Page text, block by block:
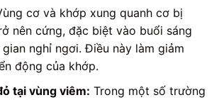
cơ và khớp xung quanh cơ bị
nên cứng, đặc biệt vào buổi sáng
nghỉ ngơi. Điều này làm giảm
động của khớp.
tại vùng viêm: Trong một số trường